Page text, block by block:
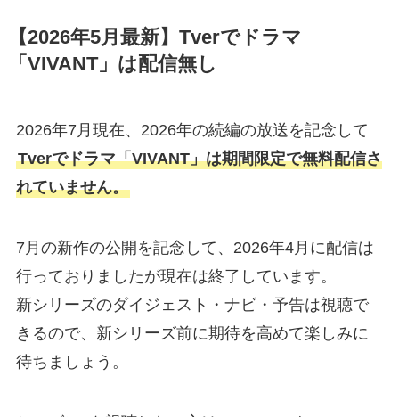
【2026年5月最新】Tverでドラマ
「VIVANT」は配信無し
2026年7月現在、2026年の続編の放送を記念して
Tverでドラマ「VIVANT」は期間限定で無料配信さ
れていません。
7月の新作の公開を記念して、2026年4月に配信は
行っておりましたが現在は終了しています。
新シリーズのダイジェスト・ナビ・予告は視聴で
きるので、新シリーズ前に期待を高めて楽しみに
待ちましょう。